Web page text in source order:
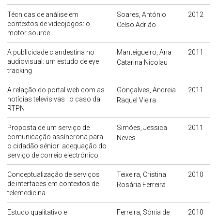
Técnicas de análise em
contextos de videojogos: o
motor source
Soares, António
Celso Adrião
2012
A publicidade clandestina no
audiovisual: um estudo de eye
tracking
Manteigueiro, Ana
Catarina Nicolau
2011
A relação do portal web com as
notícias televisivas : o caso da
RTPN
Gonçalves, Andreia
Raquel Vieira
2011
Proposta de um serviço de
comunicação assíncrona para
o cidadão sénior: adequação do
serviço de correio electrónico
Simões, Jessica
Neves
2011
Conceptualização de serviços
de interfaces em contextos de
telemedicina
Teixeira, Cristina
Rosária Ferreira
2010
Estudo qualitativo e
Ferreira, Sónia de
2010